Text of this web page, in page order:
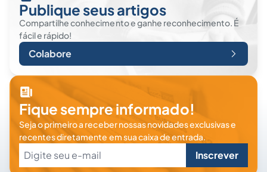
Publique seus artigos
Compartilhe conhecimento e ganhe reconhecimento. É
fácil e rápido!
Colabore
Fique sempre informado!
Seja o primeiro a receber nossas novidades exclusivas e
recentes diretamente em sua caixa de entrada.
Inscrever